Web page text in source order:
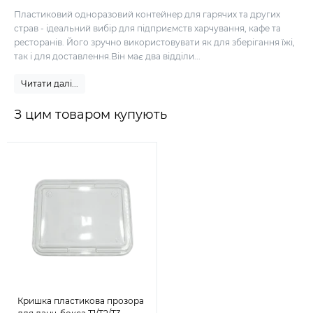
Пластиковий одноразовий контейнер для гарячих та других
страв - ідеальний вибір для підприємств харчування, кафе та
ресторанів. Його зручно використовувати як для зберігання їжі,
так і для доставлення.Він має два відділи...
Читати далі...
З цим товаром купують
Кришка пластикова прозора